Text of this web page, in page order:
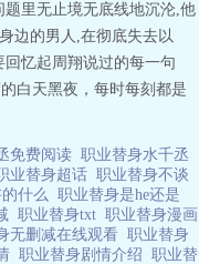
里无止境无底线地沉沦,他
边的男人,在彻底失去以
忆起周翔说过的每一句
白天黑夜，每时每刻都是
免费阅读 职业替身水千丞
业替身超话 职业替身不谈
什么 职业替身是he还是
职业替身txt 职业替身漫画
无删减在线观看 职业替身
职业替身剧情介绍 职业替